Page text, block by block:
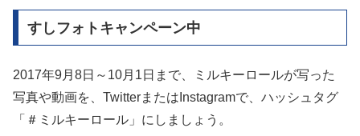
すしフォトキャンペーン中
2017年9月8日～10月1日まで、ミルキーロールが写った
写真や動画を、TwitterまたはInstagramで、ハッシュタグ
「＃ミルキーロール」にしましょう。